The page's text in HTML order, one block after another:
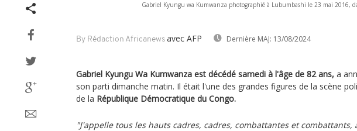
Gabriel Kyungu wa Kumwanza photographié à Lubumbashi le 23 mai 2016,
By Rédaction Africanews avec AFP Dernière MAJ: 13/08/2024
Gabriel Kyungu Wa Kumwanza est décédé samedi à l'âge de 82 ans, a
son parti dimanche matin. Il était l'une des grandes figures de la scène
de la République Démocratique du Congo.
"J'appelle tous les hauts cadres, cadres, combattantes et combattants,